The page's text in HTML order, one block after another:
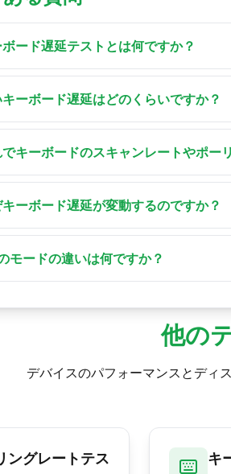
ード遅延テストとは何ですか？
ード遅延テストは、キーを押してか
このツールは3つのモード — 視覚的ラ
キーボード遅延はどのくらいですか？
ザで測定した処理遅延では、2ms未
んどのユーザーに問題ありません。10
でキーボードのスキャンレートやポー
できません。ブラウザはキーボード
ベントを1つしか発生させません。イ
ーボード遅延が変動するのですか？
ム負荷、ブラウザの動作、バックグ
は、行っている他のすべての処理と並
モードの違いは何ですか？
ーイベント間の時間をグラフ化し、
てください。キー遅延は個々の押下ご
他の
デバイスのパフォーマンスとディ
ングレートテス
キ